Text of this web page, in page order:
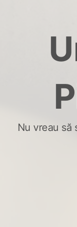
Nu vreau să